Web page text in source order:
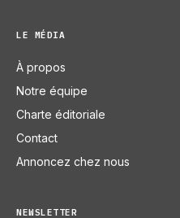
LE MÉDIA
À propos
Notre équipe
Charte éditoriale
Contact
Annoncez chez nous
NEWSLETTER